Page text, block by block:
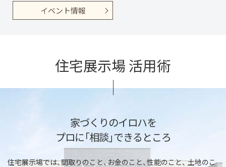
イベント情報
住宅展示場 活用術
家づくりのイロハを
プロに「相談」できるところ
住宅展示場では、間取りのこと、お金のこと、性能のこと、土地のこ